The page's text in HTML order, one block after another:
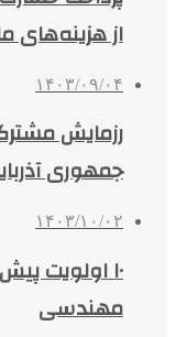
از هزینه‌های
۱۴۰۳/۰۹/۰۴
رزمایش
جمهوری
۱۴۰۳/۱۰/۰۲
۱۰ اولویت
مهندسی